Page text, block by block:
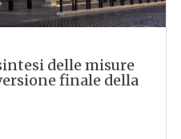
delle misure
finale della